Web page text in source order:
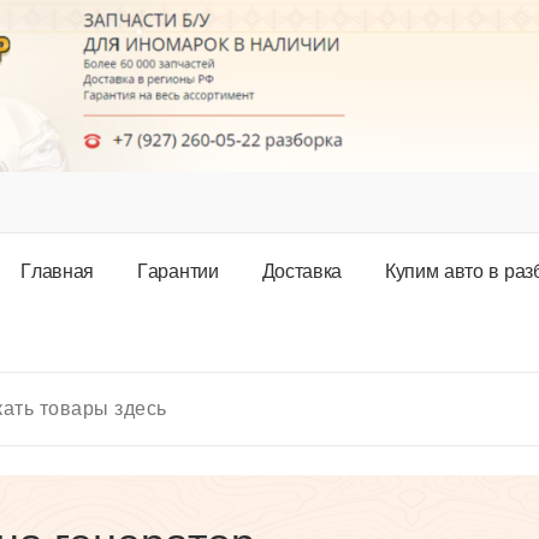
Главная Гарантии Доставка Купим авто в раз